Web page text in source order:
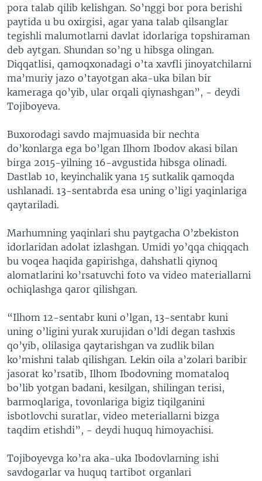
pora talab qilib kelishgan. So’nggi bor pora berishi
paytida u bu oxirgisi, agar yana talab qilsanglar
tegishli malumotlarni davlat idorlariga topshiraman
deb aytgan. Shundan so’ng u hibsga olingan.
Diqqatlisi, qamoqxonadagi o’ta xavfli jinoyatchilarni
ma’muriy jazo o’tayotgan aka-uka bilan bir
kameraga qo’yib, ular orqali qiynashgan”, - deydi
Tojiboyeva.
Buxorodagi savdo majmuasida bir nechta
do’konlarga ega bo’lgan Ilhom Ibodov akasi bilan
birga 2015-yilning 16-avgustida hibsga olinadi.
Dastlab 10, keyinchalik yana 15 sutkalik qamoqda
ushlanadi. 13-sentabrda esa uning o’ligi yaqinlariga
qaytariladi.
Marhumning yaqinlari shu paytgacha O’zbekiston
idorlaridan adolat izlashgan. Umidi yo’qqa chiqqach
bu voqea haqida gapirishga, dahshatli qiynoq
alomatlarini ko’rsatuvchi foto va video materiallarni
ochiqlashga qaror qilishgan.
“Ilhom 12-sentabr kuni o’lgan, 13-sentabr kuni
uning o’ligini yurak xurujidan o’ldi degan tashxis
qo’yib, olilasiga qaytarishgan va zudlik bilan
ko’mishni talab qilishgan. Lekin oila a’zolari baribir
jasorat ko’rsatib, Ilhom Ibodovning momataloq
bo’lib yotgan badani, kesilgan, shilingan terisi,
barmoqlariga, tovonlariga bigiz tiqilganini
isbotlovchi suratlar, video meteriallarni bizga
taqdim etishdi”, - deydi huquq himoyachisi.
Tojiboyevga ko’ra aka-uka Ibodovlarning ishi
savdogarlar va huquq tartibot organlari